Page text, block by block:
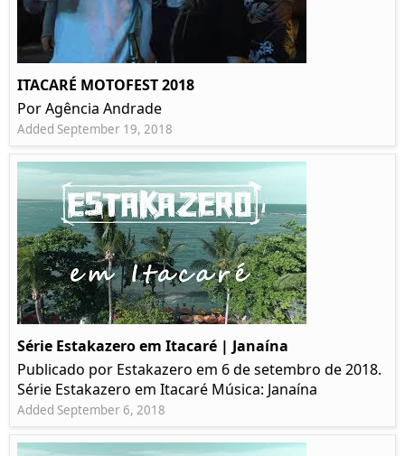
ITACARÉ MOTOFEST 2018
Por Agência Andrade
Added September 19, 2018
Série Estakazero em Itacaré | Janaína
Publicado por Estakazero em 6 de setembro de 2018.
Série Estakazero em Itacaré Música: Janaína
Added September 6, 2018